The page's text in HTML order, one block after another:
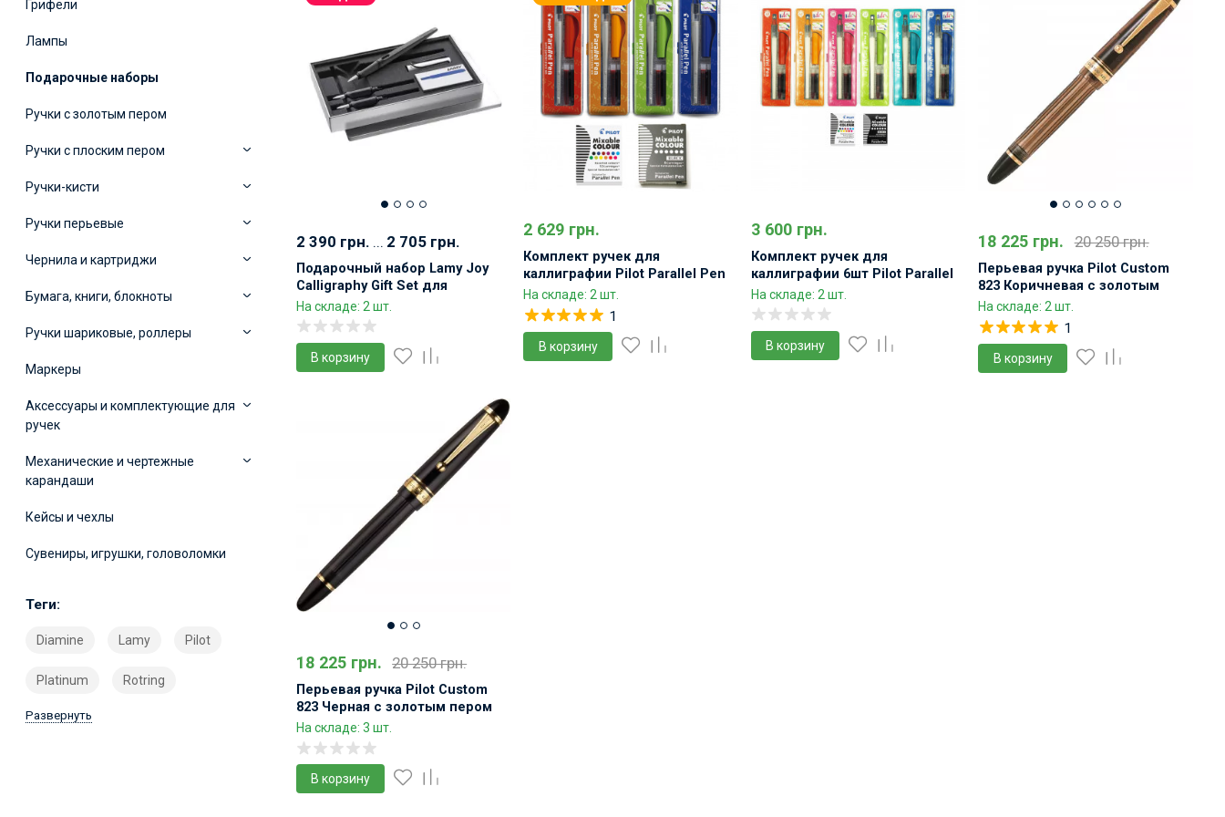
С плоским пером
Карманные
Японские
Немецкие
Китайские
Элитные
С золотым пером
Для Pilot Parallle Pen
Грифели
Лампы
Подарочные наборы
Ручки с золотым пером
Ручки с плоским пером
Ручки-кисти
Ручки перьевые
Чернила и картриджи
Бумага, книги, блокноты
Ручки шариковые, роллеры
Маркеры
Аксессуары и комплектующие для
ручек
Механические и чертежные
карандаши
Кейсы и чехлы
Сувениры, игрушки, головоломки
Теги:
Diamine Lamy Pilot
Platinum Rotring
Развернуть
2 390 грн. ... 2 705 грн.
Подарочный набор Lamy Joy
Calligraphy Gift Set для
каллиграфии
На складе: 2 шт.
В корзину
2 629 грн.
Комплект ручек для
каллиграфии Pilot Parallel Pen
Set
На складе: 2 шт.
1
В корзину
3 600 грн.
Комплект ручек для
каллиграфии 6шт Pilot Parallel
Pen Full Set
На складе: 2 шт.
В корзину
18 225 грн. 20 250 грн.
Перьевая ручка Pilot Custom
823 Коричневая с золотым
пером Подарочный набор
На складе: 2 шт.
1
В корзину
18 225 грн. 20 250 грн.
Перьевая ручка Pilot Custom
823 Черная с золотым пером
Подарочный набор
На складе: 3 шт.
В корзину